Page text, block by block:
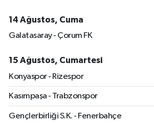
14 Ağustos, Cuma
Galatasaray - Çorum FK
15 Ağustos, Cumartesi
Konyaspor - Rizespor
Kasımpaşa - Trabzonspor
Gençlerbirliği S.K. - Fenerbahçe